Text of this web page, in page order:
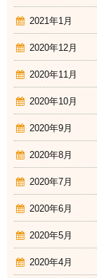
2021年1月
2020年12月
2020年11月
2020年10月
2020年9月
2020年8月
2020年7月
2020年6月
2020年5月
2020年4月